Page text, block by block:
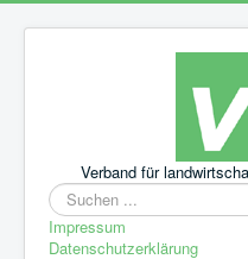
Verband für
Suchen
...
Impressum
Datenschutzerklärung